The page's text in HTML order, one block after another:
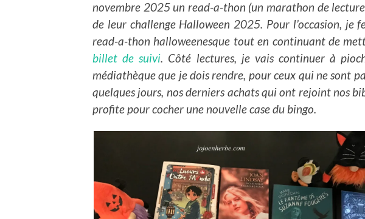
novembre 2025 un read-a-thon (un marathon de
de leur challenge Halloween 2025. Pour l’occasion, je
read-a-thon halloweenesque tout en continuant de
billet de suivi. Côté lectures, je vais continuer à
médiathèque que je dois rendre, pour ceux qui ne sont
quelques jours, nos derniers achats qui ont rejoint nos
profite pour cocher une nouvelle case du bingo.